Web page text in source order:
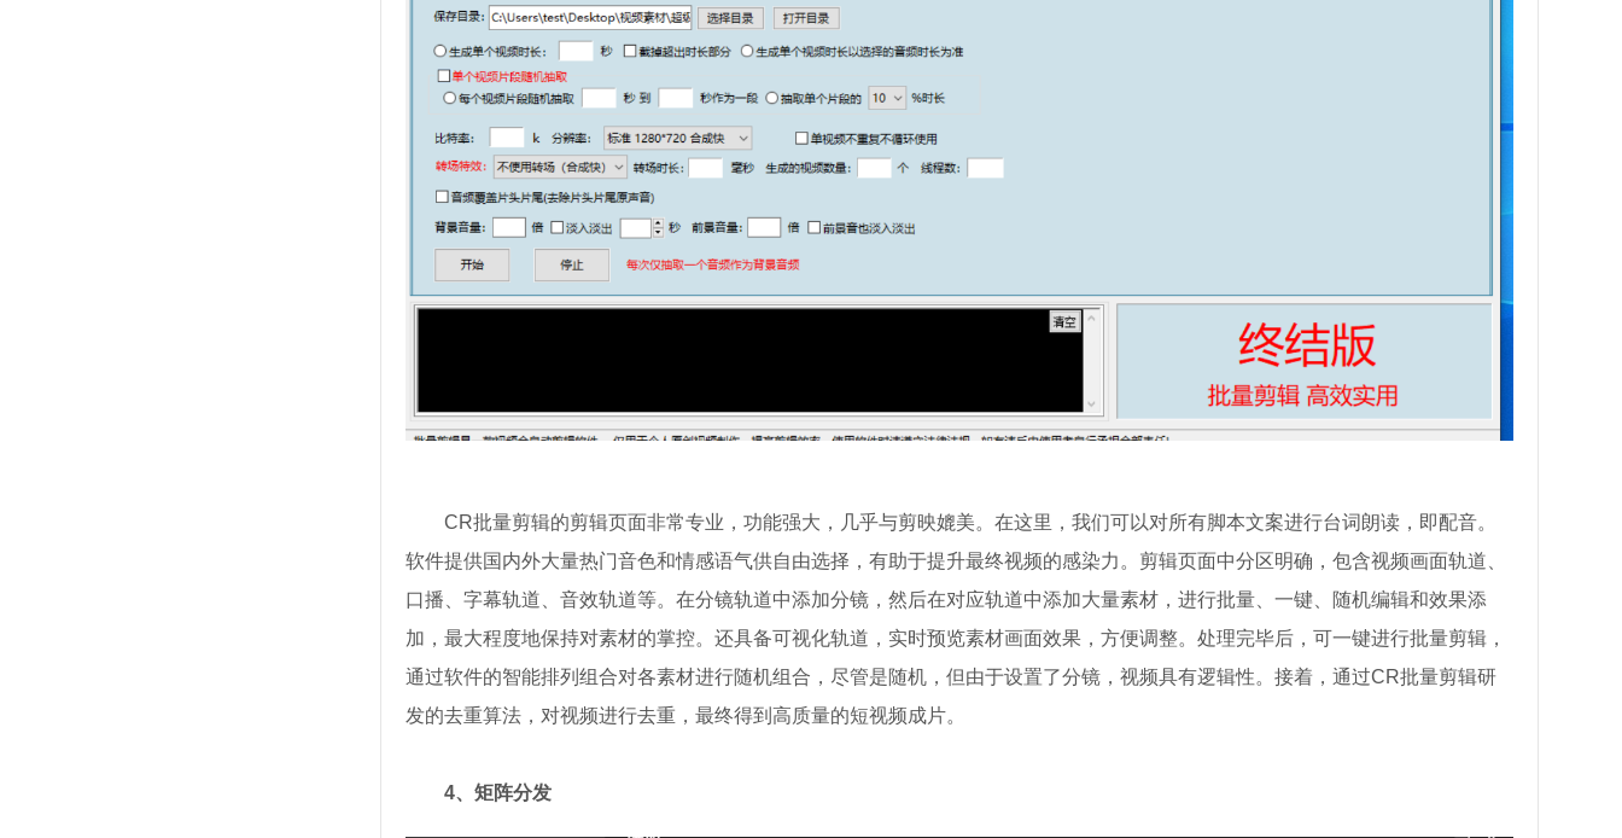
CR批量剪辑的剪辑页面非常专业，功能强大，几乎与剪映媲美。在这里，我们可以对所有脚本文案进行台词朗读，即配音。
软件提供国内外大量热门音色和情感语气供自由选择，有助于提升最终视频的感染力。剪辑页面中分区明确，包含视频画面轨道、
口播、字幕轨道、音效轨道等。在分镜轨道中添加分镜，然后在对应轨道中添加大量素材，进行批量、一键、随机编辑和效果添
加，最大程度地保持对素材的掌控。还具备可视化轨道，实时预览素材画面效果，方便调整。处理完毕后，可一键进行批量剪辑，
通过软件的智能排列组合对各素材进行随机组合，尽管是随机，但由于设置了分镜，视频具有逻辑性。接着，通过CR批量剪辑研
发的去重算法，对视频进行去重，最终得到高质量的短视频成片。
4、矩阵分发